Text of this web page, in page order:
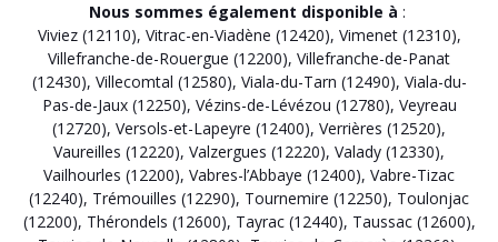
Nous sommes également disponible à :
Viviez (12110), Vitrac-en-Viadène (12420), Vimenet (12310),
Villefranche-de-Rouergue (12200), Villefranche-de-Panat
(12430), Villecomtal (12580), Viala-du-Tarn (12490), Viala-du-
Pas-de-Jaux (12250), Vézins-de-Lévézou (12780), Veyreau
(12720), Versols-et-Lapeyre (12400), Verrières (12520),
Vaureilles (12220), Valzergues (12220), Valady (12330),
Vailhourles (12200), Vabres-l’Abbaye (12400), Vabre-Tizac
(12240), Trémouilles (12290), Tournemire (12250), Toulonjac
(12200), Thérondels (12600), Tayrac (12440), Taussac (12600),